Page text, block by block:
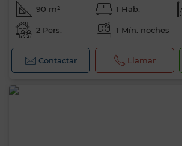
90 m² 1 Hab.
2 Pers. 1 Mín. noches
Contactar Llamar